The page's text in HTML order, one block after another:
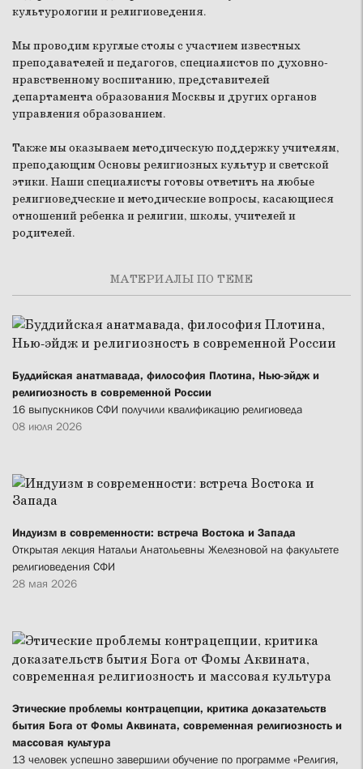
культурологии и религиоведения.
Мы проводим круглые столы с участием известных
преподавателей и педагогов, специалистов по духовно-
нравственному воспитанию, представителей
департамента образования Москвы и других органов
управления образованием.
Также мы оказываем методическую поддержку учителям,
преподающим Основы религиозных культур и светской
этики. Наши специалисты готовы ответить на любые
религиоведческие и методические вопросы, касающиеся
отношений ребенка и религии, школы, учителей и
родителей.
МАТЕРИАЛЫ ПО ТЕМЕ
Буддийская анатмавада, философия Плотина, Нью-эйдж и
религиозность в современной России
16 выпускников СФИ получили квалификацию религиоведа
08 июля 2026
Индуизм в современности: встреча Востока и Запада
Открытая лекция Натальи Анатольевны Железновой на факультете
религиоведения СФИ
28 мая 2026
Этические проблемы контрацепции, критика доказательств
бытия Бога от Фомы Аквината, современная религиозность и
массовая культура
13 человек успешно завершили обучение по программе «Религия,